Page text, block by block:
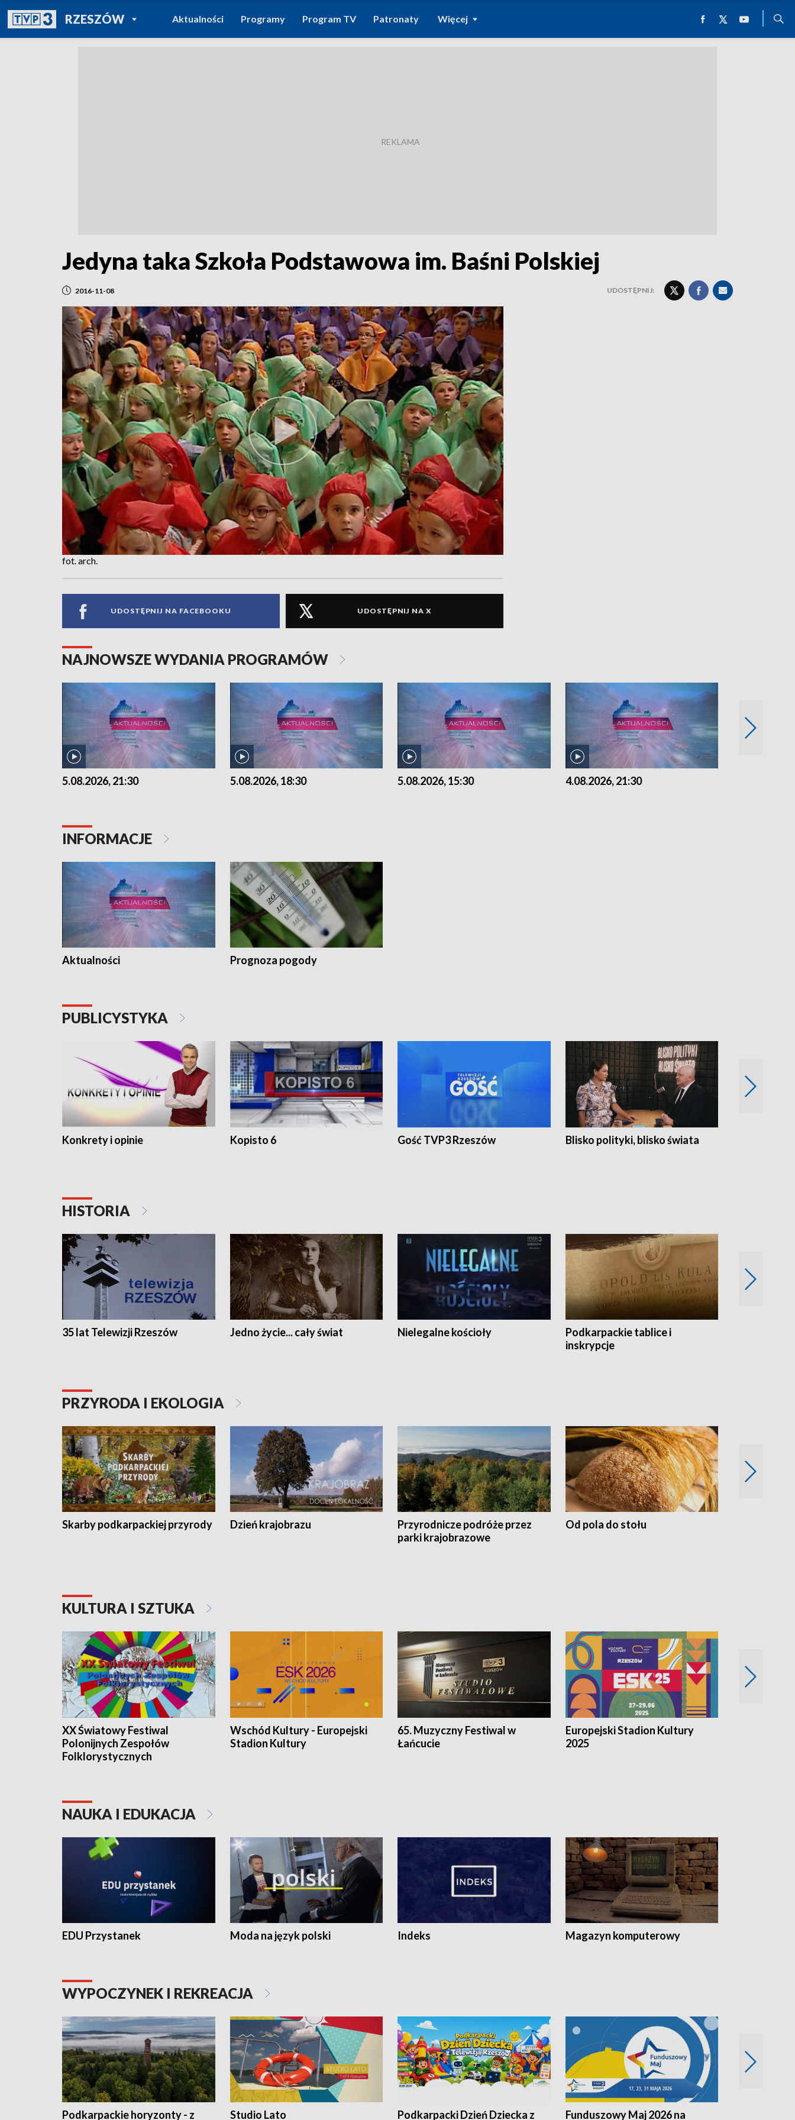
RZESZÓWPOWRÓT DO
TVP REGIONY
Aktualności Programy Program TV Patronaty Więcej
Jedyna taka Szkoła Podstawowa im. Baśni Polskiej
2016-11-08 UDOSTĘPNIJ:
fot. arch.
UDOSTĘPNIJ NA FACEBOOKU UDOSTĘPNIJ NA X
NAJNOWSZE WYDANIA PROGRAMÓW
5.08.2026, 21:30 5.08.2026, 18:30 5.08.2026, 15:30 4.08.2026, 21:30
INFORMACJE
Aktualności Prognoza pogody
PUBLICYSTYKA
Konkrety i opinie Kopisto 6 Gość TVP3 Rzeszów Blisko polityki, blisko świata
HISTORIA
35 lat Telewizji Rzeszów Jedno życie... cały świat Nielegalne kościoły
Podkarpackie tablice i
inskrypcje
PRZYRODA I EKOLOGIA
Skarby podkarpackiej przyrody Dzień krajobrazu
Przyrodnicze podróże przez
parki krajobrazowe
Od pola do stołu
KULTURA I SZTUKA
XX Światowy Festiwal
Polonijnych Zespołów
Folklorystycznych
Wschód Kultury - Europejski
Stadion Kultury
65. Muzyczny Festiwal w
Łańcucie
Europejski Stadion Kultury
2025
NAUKA I EDUKACJA
EDU Przystanek Moda na język polski Indeks Magazyn komputerowy
WYPOCZYNEK I REKREACJA
Podkarpackie horyzonty - z Studio Lato Podkarpacki Dzień Dziecka z Funduszowy Maj 2026 na